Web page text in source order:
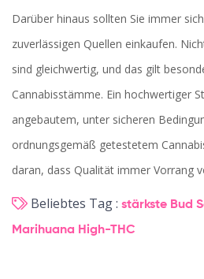
Darüber hinaus sollten Sie immer
zuverlässigen Quellen einkaufen.
sind gleichwertig, und das gilt
Cannabisstämme. Ein hochwertiger
angebautem, unter sicheren
ordnungsgemäß getestetem
daran, dass Qualität immer Vorrang
Beliebtes Tag : stärkste Bud
Marihuana High-THC